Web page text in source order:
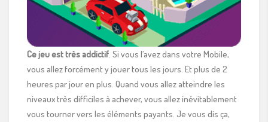
Ce jeu est très addictif. Si vous l’avez dans votre Mobile,
vous allez forcément y jouer tous les jours. Et plus de 2
heures par jour en plus. Quand vous allez atteindre les
niveaux très difficiles à achever, vous allez inévitablement
vous tourner vers les éléments payants. Je vous dis ça,